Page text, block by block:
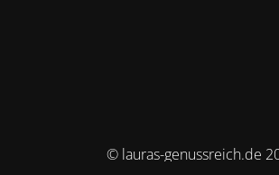
© lauras-genussreich.de